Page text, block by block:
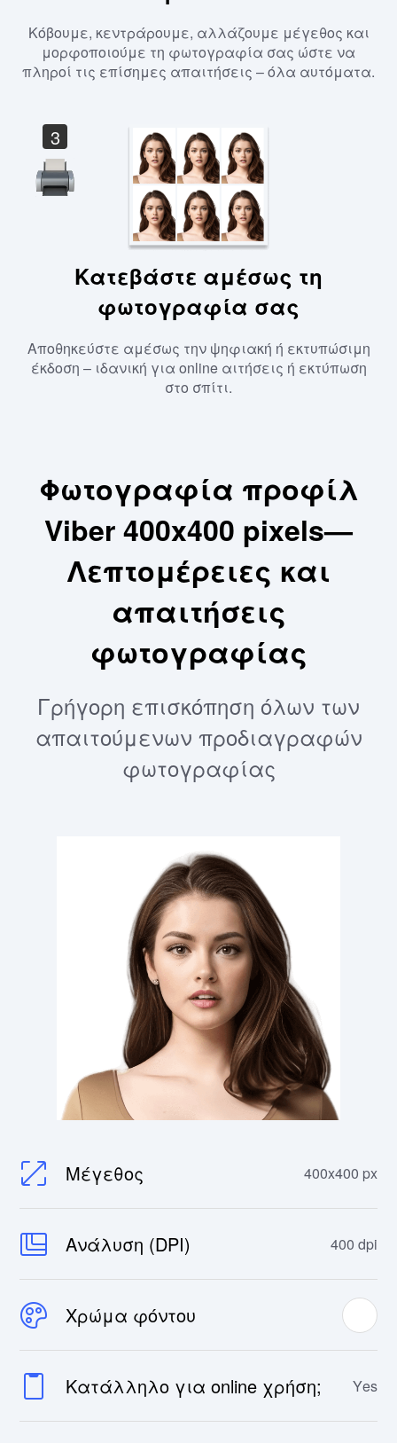
Κόβουμε, κεντράρουμε, αλλάζουμε μέγεθος και
μορφοποιούμε τη φωτογραφία σας ώστε να
πληροί τις επίσημες απαιτήσεις – όλα αυτόματα.
3
Κατεβάστε αμέσως τη
φωτογραφία σας
Αποθηκεύστε αμέσως την ψηφιακή ή εκτυπώσιμη
έκδοση – ιδανική για online αιτήσεις ή εκτύπωση
στο σπίτι.
Φωτογραφία προφίλ
Viber 400x400 pixels—
Λεπτομέρειες και
απαιτήσεις
φωτογραφίας
Γρήγορη επισκόπηση όλων των
απαιτούμενων προδιαγραφών
φωτογραφίας
Μέγεθος 400x400 px
Ανάλυση (DPI) 400 dpi
Χρώμα φόντου
Κατάλληλο για online χρήση; Yes